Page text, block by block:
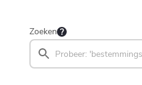
Zoeken